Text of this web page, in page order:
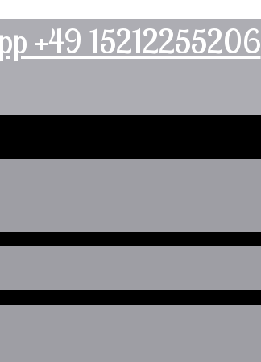
+49 15212255206